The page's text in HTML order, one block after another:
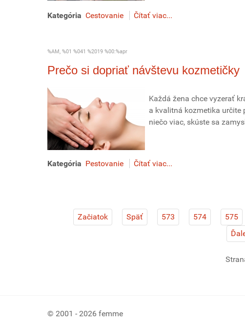
Kategória Cestovanie Čítať viac...
%AM, %01 %041 %2019 %00:%apr
Prečo si dopriať návštevu kozmetičky
Každá žena chce vyzerať
a kvalitná kozmetika určite
niečo viac, skúste sa
Kategória Pestovanie Čítať viac...
Začiatok Späť 573 574 575
© 2001 - 2026 femme